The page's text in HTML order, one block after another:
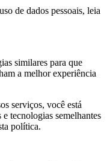
de dados pessoais, leia
similares para que
a melhor experiência
serviços, você está
tecnologias semelhantes
política.